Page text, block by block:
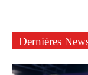
Dernières